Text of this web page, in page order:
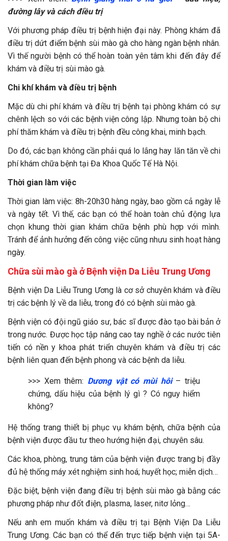
đường lây và cách điều trị
Với phương pháp điều trị bệnh hiện đại này. Phòng khám đã
điều trị dứt điểm bệnh sùi mào gà cho hàng ngàn bệnh nhân.
Vì thế người bệnh có thể hoàn toàn yên tâm khi đến đây để
khám và điều trị sùi mào gà.
Chi khí khám và điều trị bệnh
Mặc dù chi phí khám và điều trị bệnh tại phòng khám có sự
chênh lệch so với các bệnh viện công lập. Nhưng toàn bộ chi
phí thăm khám và điều trị bệnh đều công khai, minh bạch.
Do đó, các bạn không cần phải quá lo lắng hay lăn tăn về chi
phí khám chữa bệnh tại Đa Khoa Quốc Tế Hà Nội.
Thời gian làm việc
Thời gian làm việc: 8h-20h30 hàng ngày, bao gồm cả ngày lễ
và ngày tết. Vì thế, các bạn có thể hoàn toàn chủ động lựa
chọn khung thời gian khám chữa bệnh phù hợp với mình.
Tránh để ảnh hưởng đến công việc cũng nhưu sinh hoạt hàng
ngày.
Chữa sùi mào gà ở Bệnh viện Da Liễu Trung Ương
Bệnh viện Da Liễu Trung Ương là cơ sở chuyên khám và điều
trị các bệnh lý về da liễu, trong đó có bệnh sùi mào gà.
Bệnh viện có đội ngũ giáo sư, bác sĩ được đào tạo bài bản ở
trong nước. Được học tập nâng cao tay nghề ở các nước tiên
tiến có nền y khoa phát triển chuyên khám và điều trị các
bệnh liên quan đến bệnh phong và các bệnh da liễu.
>>> Xem thêm: Dương vật có mùi hôi– triệu
chứng, dấu hiệu của bệnh lý gì ? Có nguy hiểm
không?
Hệ thống trang thiết bị phục vụ khám bệnh, chữa bệnh của
bệnh viện được đầu tư theo hướng hiện đại, chuyên sâu.
Các khoa, phòng, trung tâm của bệnh viện được trang bị đầy
đủ hệ thống máy xét nghiệm sinh hoá; huyết học; miễn dịch…
Đặc biệt, bệnh viện đang điều trị bệnh sùi mào gà bằng các
phương pháp như đốt điện, plasma, laser, nitơ lỏng…
Nếu anh em muốn khám và điều trị tại Bệnh Viện Da Liễu
Trung Ương. Các bạn có thể đến trực tiếp bệnh viện tại 5A-